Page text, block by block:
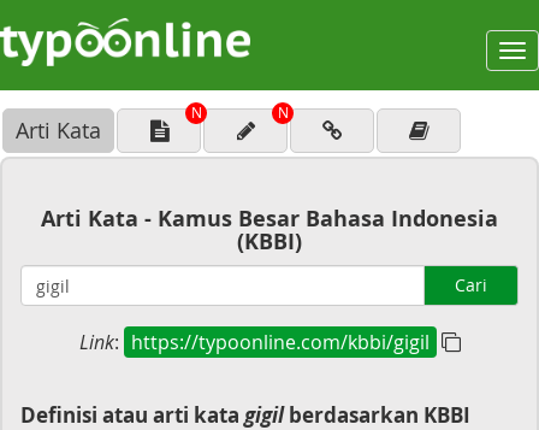
Arti Kata
N N
Arti Kata - Kamus Besar Bahasa Indonesia
(KBBI)
Cari
Link: https://typoonline.com/kbbi/gigil
Definisi atau arti kata gigilberdasarkan KBBI